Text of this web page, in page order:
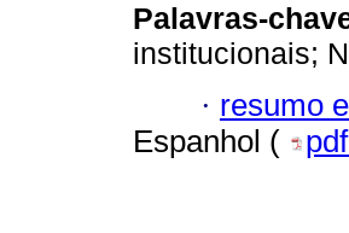
Palavras-
institucionais;
· resumo
Espanhol (
pdf